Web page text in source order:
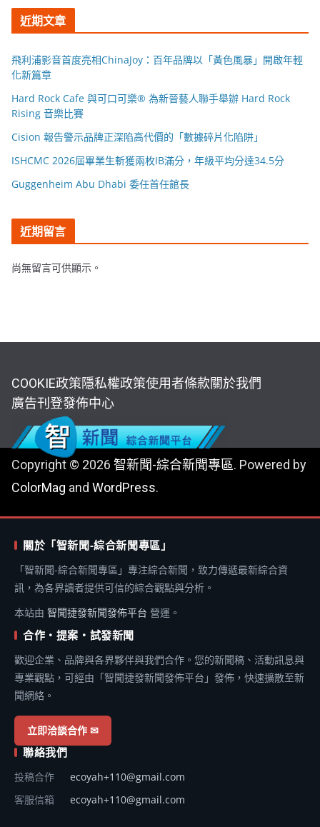
近期文章
飛利浦影音首度亮相ChinaJoy：百年品牌以「黃色風暴」開啟年輕
化新篇章
Hard Rock Cafe 與可口可樂® 為新晉藝人聯手舉辦 Hard Rock
Rising 音樂比賽
Cision 報告警示品牌正深陷高代價的「數據碎片化陷阱」
ISHCMC 2026屆畢業生斬獲兩枚IB滿分，年級平均分達34.5分
Guggenheim Abu Dhabi 委任首任館長
近期留言
尚無留言可供顯示。
COOKIE政策隱私權政策使用者條款關於我們
廣告刊登發佈中心
Copyright © 2026 智新聞-綜合新聞專區. Powered by
ColorMag and WordPress.
關於「智新聞-綜合新聞專區」
「智新聞-綜合新聞專區」專注綜合新聞，致力傳遞最新綜合資
訊，為各界讀者提供可信的綜合觀點與分析。
本站由 智聞捷發新聞發佈平台 營運。
合作・提案・試發新聞
歡迎企業、品牌與各界夥伴與我們合作。您的新聞稿、活動訊息與
專業觀點，可經由「智聞捷發新聞發佈平台」發佈，快速擴散至新
聞網絡。
立即洽談合作 ✉
聯絡我們
投稿合作
ecoyah+110@gmail.com
客服信箱
ecoyah+110@gmail.com